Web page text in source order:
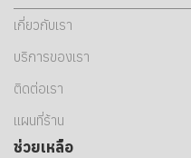
เกี่ยวกับเรา
บริการของเรา
ติดต่อเรา
แผนที่ร้าน
ช่วยเหลือ